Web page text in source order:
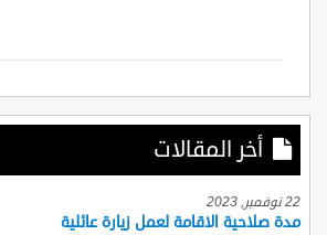
أخر المقالات
22 نوفمبر, 2023
مدة صلاحية الاقامة لعمل زيارة عائلية